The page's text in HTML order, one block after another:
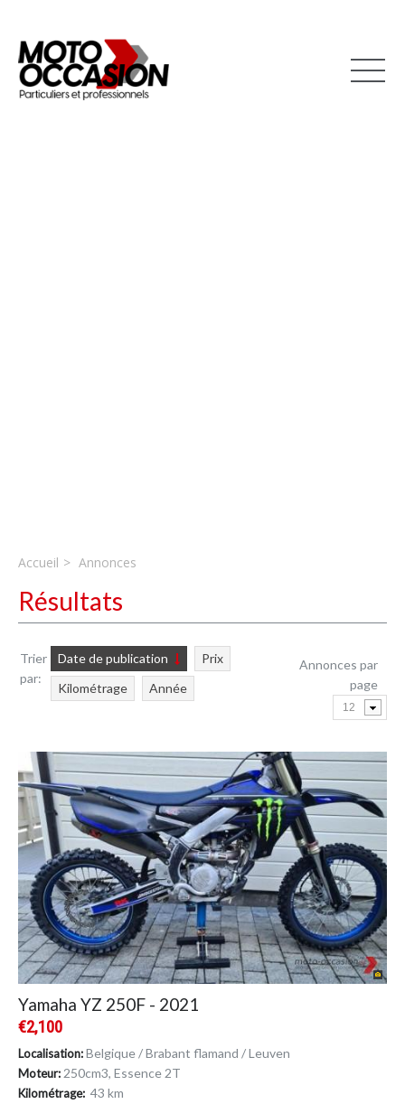
Accueil Annonces
Résultats
Trier
par:
Date de publication
Prix
Kilométrage
Année
Annonces par
page
Yamaha YZ 250F - 2021
€2,100
Localisation:Belgique / Brabant flamand / Leuven
Moteur: 250cm3, Essence 2T
Kilométrage: 43 km